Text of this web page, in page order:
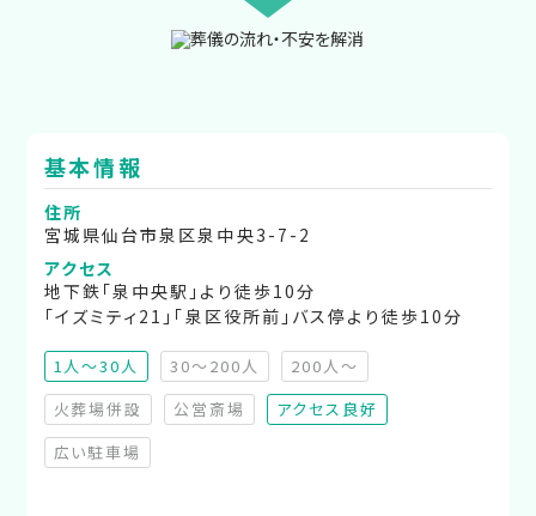
基本情報
住所
宮城県仙台市泉区泉中央3-7-2
アクセス
地下鉄「泉中央駅」より徒歩10分
「イズミティ21」「泉区役所前」バス停より徒歩10分
1人～30人 30～200人
（非推奨）
200人～
（非推奨）
火葬場併設
（非対応）
公営斎場
（非対応）
アクセス良好
広い駐車場
（非対応）